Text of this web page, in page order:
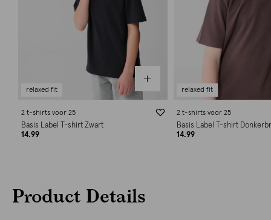
relaxed fit
2 t-shirts voor 25
Basis Label T-shirt Zwart
14.99
relaxed fit
2 t-shirts voor 25
Basis Label T-shirt
14.99
Product Details